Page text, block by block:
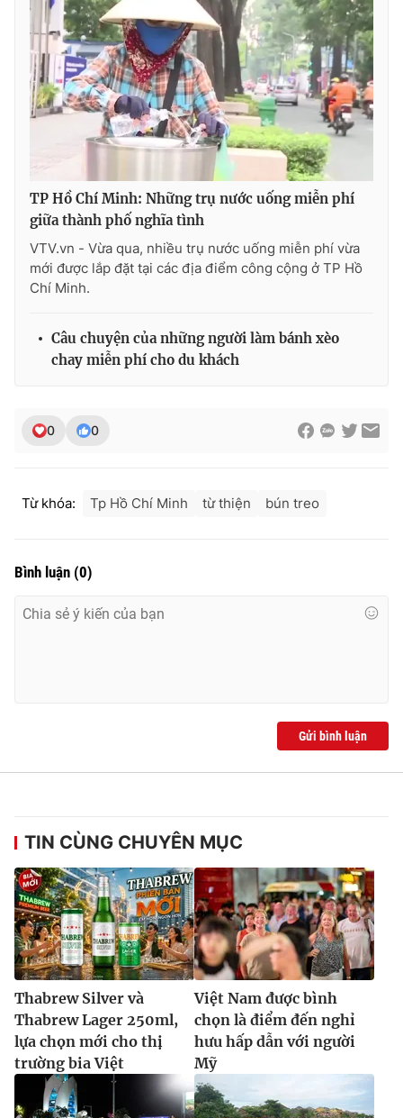
TP Hồ Chí Minh: Những trụ nước uống miễn phí
giữa thành phố nghĩa tình
VTV.vn - Vừa qua, nhiều trụ nước uống miễn phí vừa
mới được lắp đặt tại các địa điểm công cộng ở TP Hồ
Chí Minh.
Câu chuyện của những người làm bánh xèo
chay miễn phí cho du khách
0 0
Từ khóa: Tp Hồ Chí Minh từ thiện bún treo
Bình luận (0)
Gửi bình luận
TIN CÙNG CHUYÊN MỤC
Thabrew Silver và
Thabrew Lager 250ml,
lựa chọn mới cho thị
trường bia Việt
Việt Nam được bình
chọn là điểm đến nghỉ
hưu hấp dẫn với người
Mỹ